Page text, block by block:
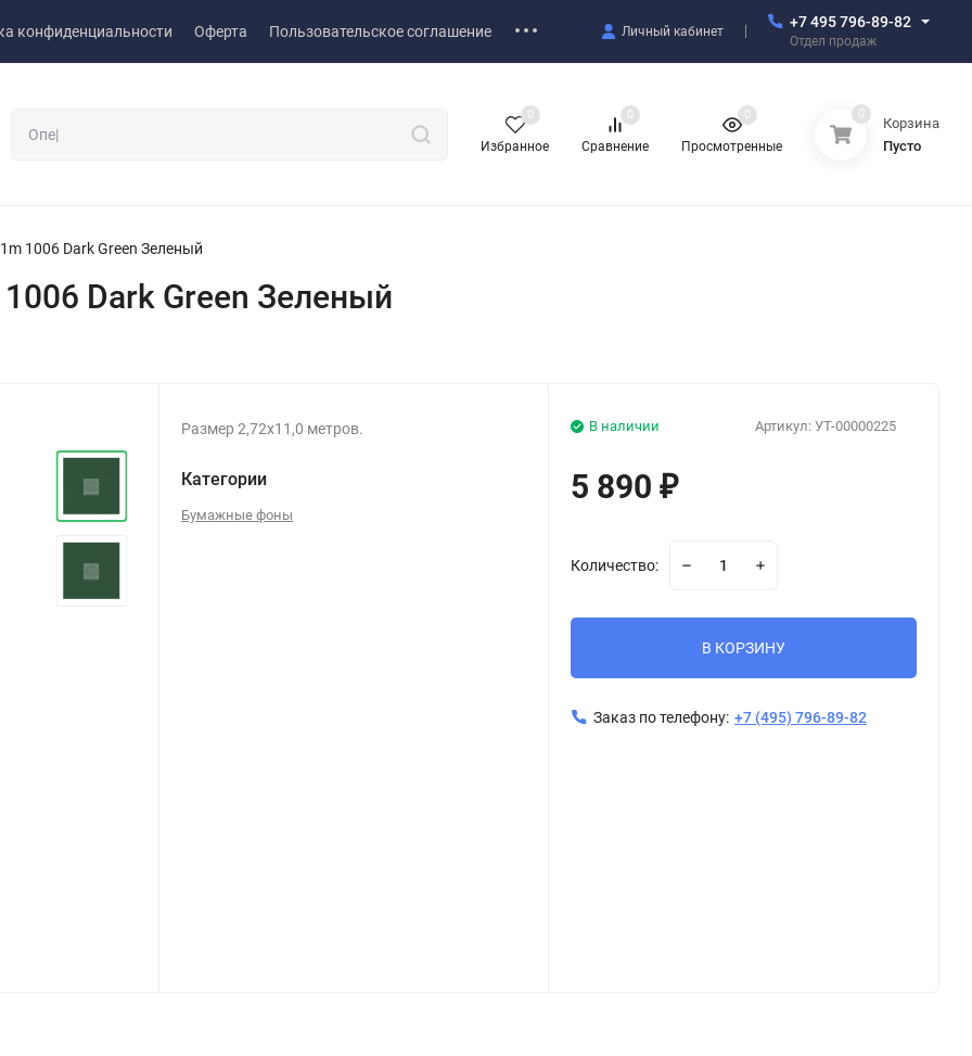
конфиденциальности Оферта Пользовательское соглашение Личный кабинет
+7 495 796-89-82
Отдел продаж
Избранное
0
Сравнение
0
Просмотренные
0 0
Корзина
Пусто
1006 Dark Green Зеленый
Dark Green Зеленый
Размер 2,72х11,0 метров.
Категории
Бумажные фоны
Артикул: УТ-00000225
В наличии
5 890₽
Количество:
В КОРЗИНУ
Заказ по телефону: +7 (495) 796-89-82